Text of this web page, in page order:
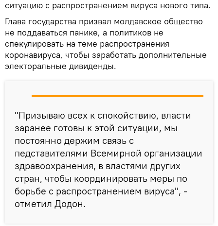
ситуацию с распространением вируса нового типа.
Глава государства призвал молдавское общество
не поддаваться панике, а политиков не
спекулировать на теме распространения
коронавируса, чтобы заработать дополнительные
электоральные дивиденды.
"Призываю всех к спокойствию, власти
заранее готовы к этой ситуации, мы
постоянно держим связь с
педставителями Всемирной организации
здравоохранения, в властями других
стран, чтобы координировать меры по
борьбе с распространением вируса", -
отметил Додон.